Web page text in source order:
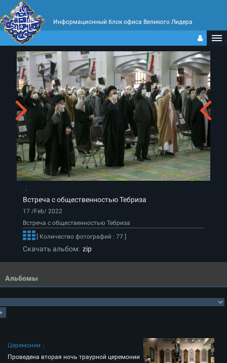
Информационный блок офиса Великого Лидера
Встреча с общественностью Тебриза
17 /Feb/ 2022
Встреча с общественностью Тебриза
[ Количество фотографий : 77 ]
Скачать альбом: zip
Альбомы
Церемонии
Проведена вторая ночь траурной церемонии